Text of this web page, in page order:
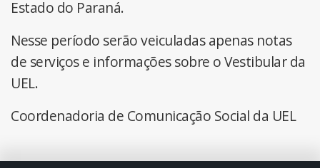
Estado do Paraná.
Nesse período serão veiculadas apenas notas
de serviços e informações sobre o Vestibular da
UEL.
Coordenadoria de Comunicação Social da UEL